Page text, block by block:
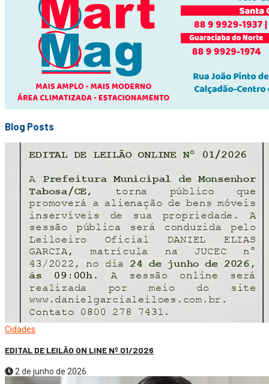
Blog Posts
Cidades
EDITAL DE LEILÃO ON LINE Nº 01/2026
2 de junho de 2026